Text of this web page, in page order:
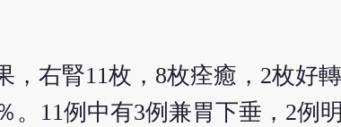
，右腎11枚，8枚痊癒，2枚好
。11例中有3例兼胃下垂，2例